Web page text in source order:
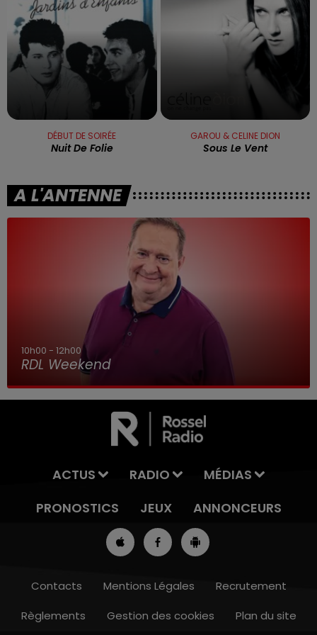
7h00 - 10h00
DÉBUT DE SOIRÉE
Nuit De Folie
GAROU & CELINE DION
Sous Le Vent
A L'ANTENNE
10h00 - 12h00
RDL Weekend
ACTUS RADIO
MÉDIAS
PRONOSTICS
JEUX ANNONCEURS
Contacts Mentions Légales
Recrutement
Règlements
Gestion des cookies Plan du site